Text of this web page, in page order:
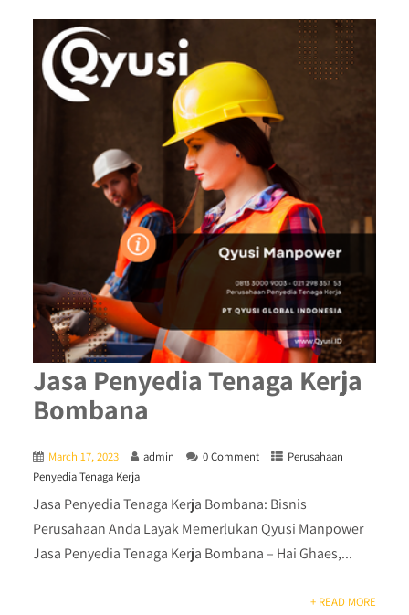
Jasa Penyedia Tenaga Kerja
Bombana
March 17, 2023 admin 0 Comment
Perusahaan
Penyedia Tenaga Kerja
Jasa Penyedia Tenaga Kerja Bombana: Bisnis
Perusahaan Anda Layak Memerlukan Qyusi Manpower
Jasa Penyedia Tenaga Kerja Bombana – Hai Ghaes,...
+ READ MORE